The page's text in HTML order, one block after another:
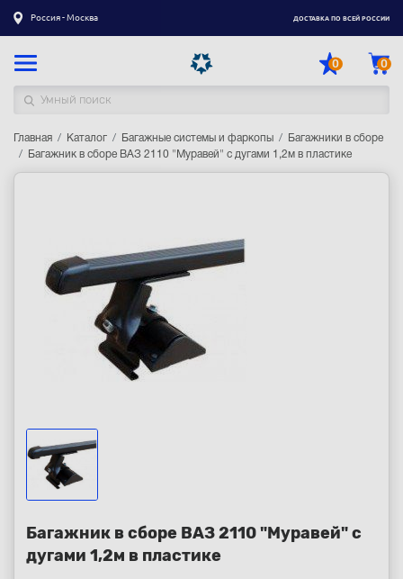
Россия - Москва ДОСТАВКА ПО ВСЕЙ РОССИИ
0 0
Каталог товаров
Гарантия
Республика Коми - Сыктывкар
+7 (800) 250-15-01
Главная Каталог Багажные системы и фаркопы
Багажники в сборе
Багажник в сборе ВАЗ 2110 "Муравей" с дугами 1,2м в пластике
Багажник в сборе ВАЗ 2110 "Муравей" с
дугами 1,2м в пластике